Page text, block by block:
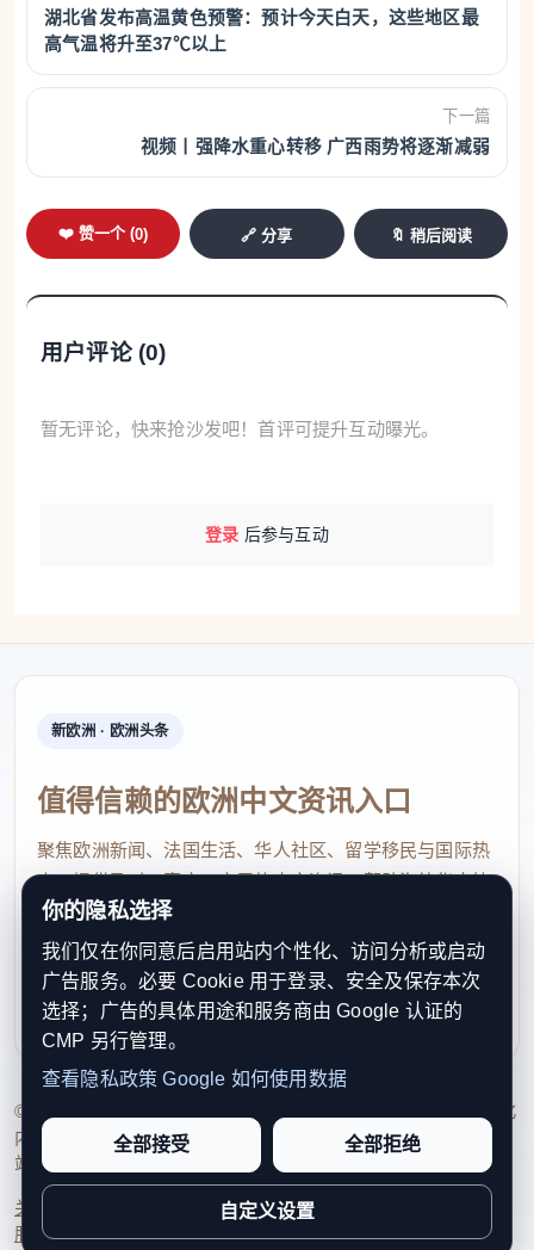
2、隐私政策未逐一列出App（包括委托的第三方或嵌
入的第三方代码、插件）收集使用个人信息的目的、
方式、范围等。涉及37款移动应用如下：
《115生活》（版本V37.0.4，MiTV 应用中心）、
《U-Watch》（版本V 3.0.3，应用宝）、《爱回收》
（微信小程序）、《超级配音》（版本 1.0.9，vivo应
用商店）、《城市通》（微信小程序）、《飞鸽骑
行》（微信小程序）、《福奈特洗衣》（微信小程
食》（版本4.5.8，PP助手）、《烘焙帮》（版本
《浣熊先生洗衣》（微信小程序）、《会飞鸭》（版
商店）、《老板记账》（版本3.2.6，360手机助
手）、《老柚》（版本4.4.36，搜狗下载）、《乐享
洗衣》（微信小程序）、《罗布乐斯乐园跑酷》（微
荚）、《派对乐园跑酷》（微信小程序）、《平安证
券》（微信小程序）、《黔通途》（微信小程序）、
《如家洗衣奢护中心》（微信小程序）、《四惠医
疗》（版本3.2.0，应用汇）、《太仓农商行手机银
行》（版本3.0.9，应用宝）、《天天爱美甲-公主美
甲小屋》（版本1.4.3，小米应用商店）、《微安全》
（版本2.1.93，应用宝）、《物美超市》（微信小程
序）、《闲健小记》（版本1.0.1，小米应用商店）、
车不》（版本12.5.5，华为应用市场）、《云之家》
（版本11.0.11，vivo应用商店）、《昭昭医考》（版
本8.3.4，华为应用市场）、《贝壳家庭服务 保洁洗
湖北省发布高温黄色预警：预计今天白天，这些地区最
高气温将升至37℃以上
下一篇
视频丨强降水重心转移 广西雨势将逐渐减弱
❤️ 赞一个 (0) 🔗 分享 🔖 稍后阅读
用户评论 (0)
暂无评论，快来抢沙发吧！首评可提升互动曝光。
登录 后参与互动
新欧洲 · 欧洲头条
值得信赖的欧洲中文资讯入口
聚焦欧洲新闻、法国生活、华人社区、留学移民与国际热
点，提供及时、真实、实用的中文资讯，帮助海外华人快
速了解欧洲动态。
contact@xinouzhou.com
服务支持、版权与合作：工作日优先处理站务、投稿与权
利通知
© 2026 新欧洲·欧洲头条. All Rights Reserved. 本网站持续优化
内容透明度、联系方式与用户权利说明，以提升品牌信任感和
站点完整度。
关于我们 编辑规范日期归档隐私政策
服务条款联系我们
你的隐私选择
我们仅在你同意后启用站内个性化、访问分析或启动
广告服务。必要 Cookie 用于登录、安全及保存本次
选择；广告的具体用途和服务商由 Google 认证的
CMP 另行管理。
查看隐私政策 Google 如何使用数据
全部接受 全部拒绝
自定义设置